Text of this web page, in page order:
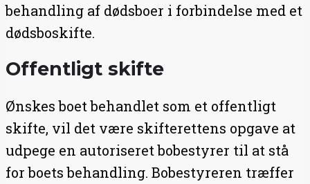
behandling af dødsboer i forbindelse med et
dødsboskifte.
Offentligt skifte
Ønskes boet behandlet som et offentligt
skifte, vil det være skifterettens opgave at
udpege en autoriseret bobestyrer til at stå
for boets behandling. Bobestyreren træffer